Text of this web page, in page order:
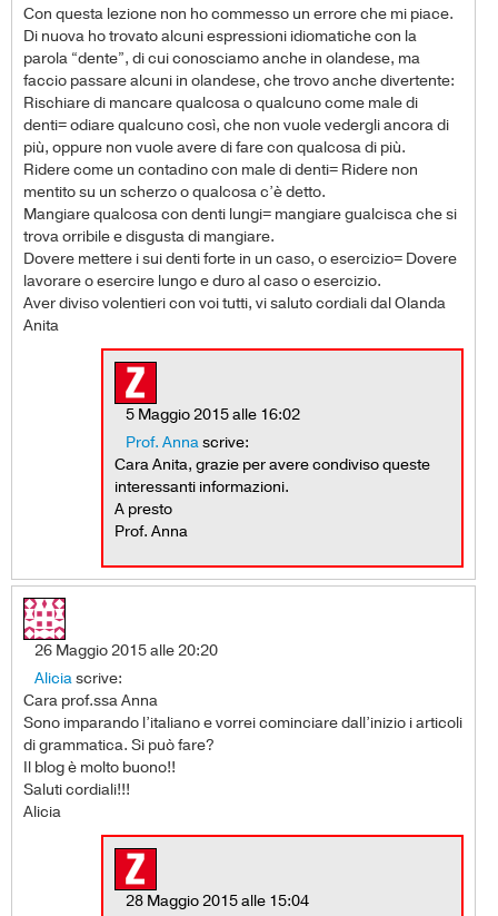
Con questa lezione non ho commesso un errore che mi piace.
Di nuova ho trovato alcuni espressioni idiomatiche con la
parola “dente”, di cui conosciamo anche in olandese, ma
faccio passare alcuni in olandese, che trovo anche divertente:
Rischiare di mancare qualcosa o qualcuno come male di
denti= odiare qualcuno così, che non vuole vedergli ancora di
più, oppure non vuole avere di fare con qualcosa di più.
Ridere come un contadino con male di denti= Ridere non
mentito su un scherzo o qualcosa c’è detto.
Mangiare qualcosa con denti lungi= mangiare gualcisca che si
trova orribile e disgusta di mangiare.
Dovere mettere i sui denti forte in un caso, o esercizio= Dovere
lavorare o esercire lungo e duro al caso o esercizio.
Aver diviso volentieri con voi tutti, vi saluto cordiali dal Olanda
Anita
5 Maggio 2015 alle 16:02
Prof. Annascrive:
Cara Anita, grazie per avere condiviso queste
interessanti informazioni.
A presto
Prof. Anna
26 Maggio 2015 alle 20:20
Aliciascrive:
Cara prof.ssa Anna
Sono imparando l’italiano e vorrei cominciare dall’inizio i articoli
di grammatica. Si può fare?
Il blog è molto buono!!
Saluti cordiali!!!
Alicia
28 Maggio 2015 alle 15:04